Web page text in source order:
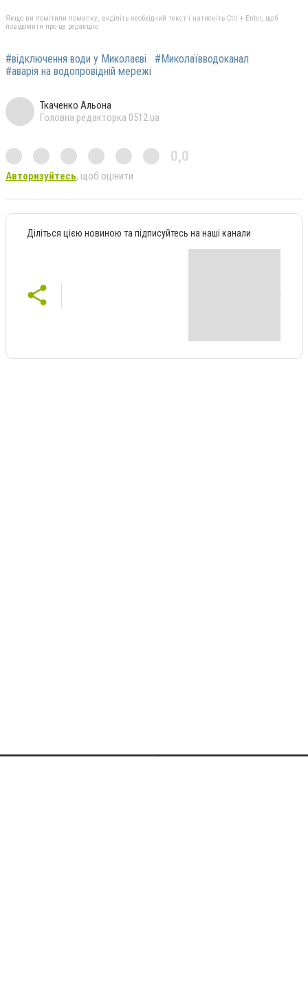
Якщо ви помітили помилку, виділіть необхідний текст і натисніть Ctrl + Enter, щоб
повідомити про це редакцію
#відключення води у Миколаєві
#Миколаївводоканал
#аварія на водопровідній мережі
Ткаченко Альона
Головна редакторка 0512.ua
0,0
Авторизуйтесь, щоб оцінити
Діліться цією новиною та підписуйтесь на наші канали